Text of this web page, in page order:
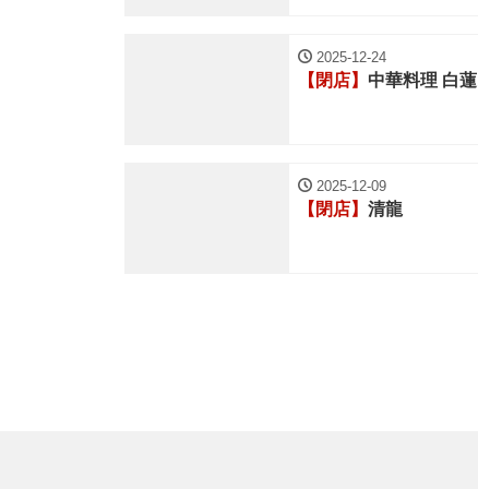
2025-12-24
【閉店】 中華料理 白蓮
2025-12-09
【閉店】 清龍